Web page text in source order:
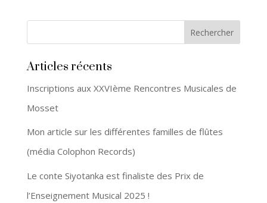
Articles récents
Inscriptions aux XXVIème Rencontres Musicales de
Mosset
Mon article sur les différentes familles de flûtes
(média Colophon Records)
Le conte Siyotanka est finaliste des Prix de
l’Enseignement Musical 2025 !